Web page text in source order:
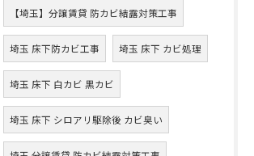
【埼玉】分譲賃貸 防カビ結露対策工事
埼玉 床下防カビ工事 埼玉 床下 カビ処理
埼玉 床下 白カビ 黒カビ
埼玉 床下 シロアリ駆除後 カビ臭い